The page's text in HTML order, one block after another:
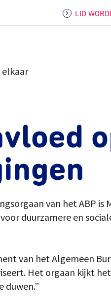
LID
elkaar
van het ABP is
duurzamere en
van het Algemeen
Het orgaan kijkt
duwen.”